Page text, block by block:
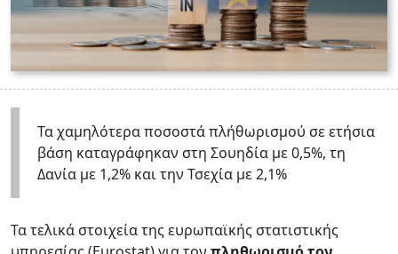
Τα χαμηλότερα ποσοστά πλήθωρισμού σε ετήσια
βάση καταγράφηκαν στη Σουηδία με 0,5%, τη
Δανία με 1,2% και την Τσεχία με 2,1%
Τα τελικά στοιχεία της ευρωπαϊκής στατιστικής